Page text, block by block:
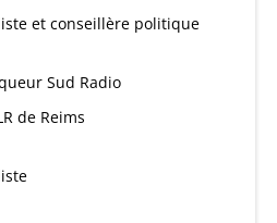
et conseillère politique
Sud Radio
de Reims